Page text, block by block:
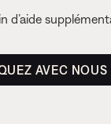
d’aide
AVEC NOUS